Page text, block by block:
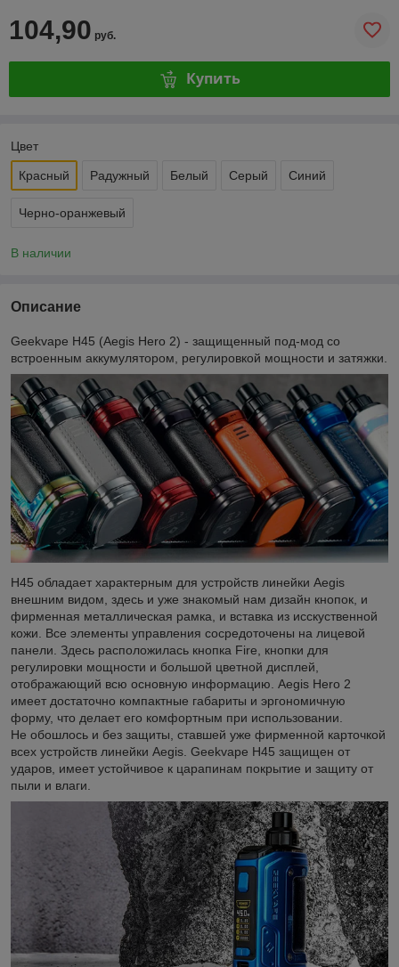
104,90 руб.
Купить
Цвет
Красный Радужный Белый Серый Синий
Черно-оранжевый
В наличии
Описание
Geekvape H45 (Aegis Hero 2) - защищенный под-мод со
встроенным аккумулятором, регулировкой мощности и затяжки.
H45 обладает характерным для устройств линейки Aegis
внешним видом, здесь и уже знакомый нам дизайн кнопок, и
фирменная металлическая рамка, и вставка из исскуственной
кожи. Все элементы управления сосредоточены на лицевой
панели. Здесь расположилась кнопка Fire, кнопки для
регулировки мощности и большой цветной дисплей,
отображающий всю основную информацию. Aegis Hero 2
имеет достаточно компактные габариты и эргономичную
форму, что делает его комфортным при использовании.
Не обошлось и без защиты, ставшей уже фирменной карточкой
всех устройств линейки Aegis. Geekvape H45 защищен от
ударов, имеет устойчивое к царапинам покрытие и защиту от
пыли и влаги.